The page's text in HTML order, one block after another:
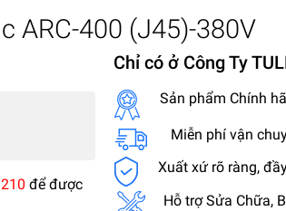
ARC-400 (J45)-380V
để được
Chỉ có ở Công Ty
Sản phẩm Chính
Miễn phí vận
Xuất xứ rõ ràng,
Hỗ trợ Sửa Chữa,